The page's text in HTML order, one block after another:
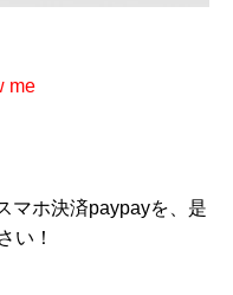
me
マホ決済paypayを、是
い！